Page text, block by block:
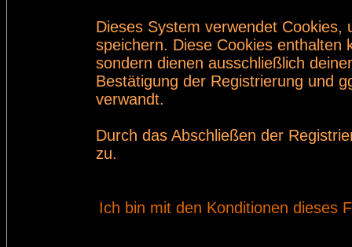
Dieses System verwendet
speichern. Diese Cookies enthalten
sondern dienen ausschließlich
Bestätigung der Registrierung und
verwandt.
Durch das Abschließen der
zu.
Ich bin mit den Konditionen dieses